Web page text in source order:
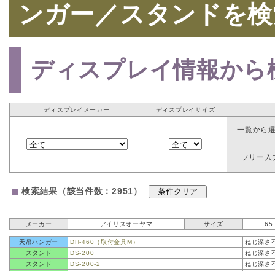
ンガー／スタンドを
ディスプレイ情報から
ディスプレイメーカー ディスプレイサイズ
一覧から
フリー入
検索結果（該当件数：2951）
メーカー アイリスオーヤマ サイズ
天吊ハンガー DH-460（取付金具M）
ねじ深さ
スタンド
DS-200
ねじ深さ
スタンド
DS-200-2
ねじ深さ